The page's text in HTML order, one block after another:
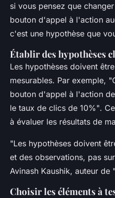
si vous pensez que
bouton d'appel à l'action
c'est une hypothèse que
Établir des hypothèses
Les hypothèses doivent
mesurables. Par exemple,
bouton d'appel à l'action
le taux de clics de 10%".
à évaluer les résultats de
"Les hypothèses doivent
et des observations, pas
Avinash Kaushik, auteur de
Choisir les éléments à